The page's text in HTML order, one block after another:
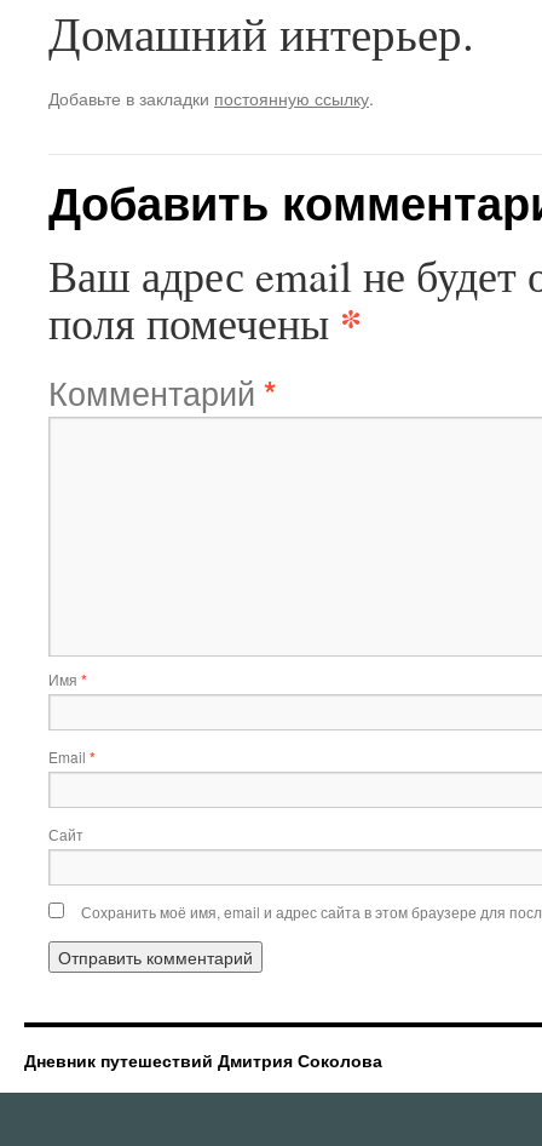
Домашний интерьер.
Добавьте в закладки постоянную ссылку.
Добавить
Ваш адрес email не будет
поля помечены *
Комментарий *
Имя *
Email *
Сайт
Сохранить моё имя, email и адрес сайта в этом браузере для
Дневник путешествий Дмитрия Соколова